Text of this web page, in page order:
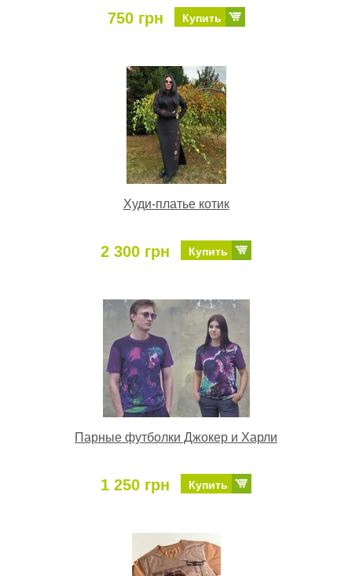
750 грн Купить
Худи-платье котик
2 300 грн Купить
Парные футболки Джокер и Харли
1 250 грн Купить